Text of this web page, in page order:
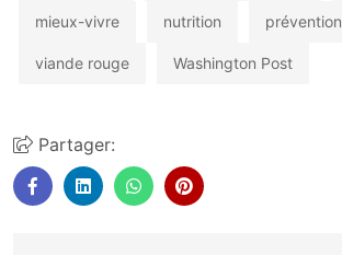
mieux-vivre nutrition prévention
viande rouge Washington Post
Partager: